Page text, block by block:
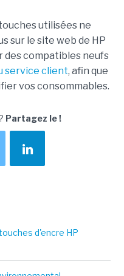
utilisées ne
sur le site web de HP
compatibles neufs
service client, afin que
vos consommables.
Partagez le !
d'encre HP